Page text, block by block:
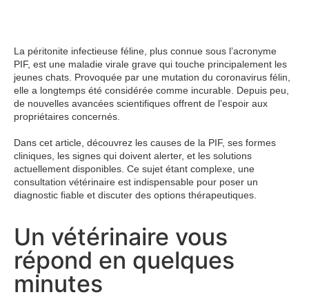
La péritonite infectieuse féline, plus connue sous l’acronyme
PIF, est une maladie virale grave qui touche principalement les
jeunes chats. Provoquée par une mutation du coronavirus félin,
elle a longtemps été considérée comme incurable. Depuis peu,
de nouvelles avancées scientifiques offrent de l’espoir aux
propriétaires concernés.
Dans cet article, découvrez les causes de la PIF, ses formes
cliniques, les signes qui doivent alerter, et les solutions
actuellement disponibles. Ce sujet étant complexe, une
consultation vétérinaire est indispensable pour poser un
diagnostic fiable et discuter des options thérapeutiques.
Un vétérinaire vous
répond en quelques
minutes